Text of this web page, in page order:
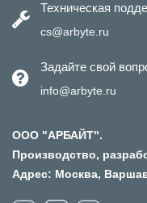
Техническая
cs@arbyte.ru
Задайте свой
info@arbyte.ru
ООО "АРБАЙТ".
Производство,
Адрес: Москва,